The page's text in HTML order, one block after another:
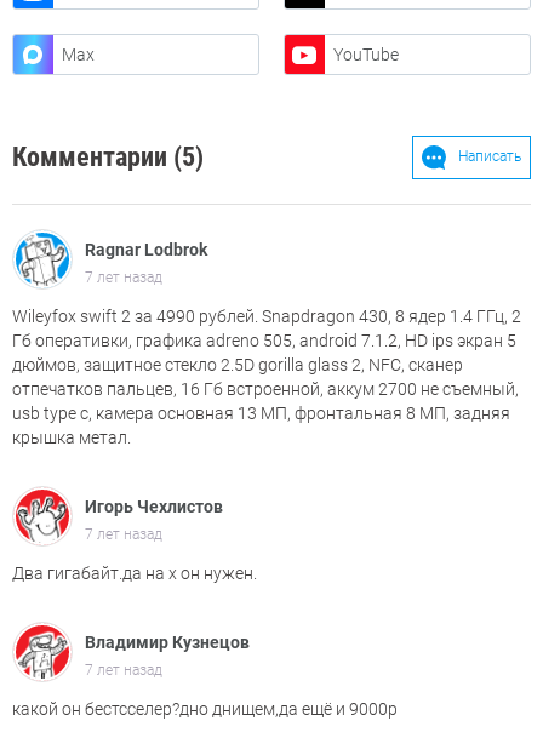
Max YouTube
Комментарии (5) Написать
Ragnar Lodbrok
7 лет назад
Wileyfox swift 2 за 4990 рублей. Snapdragon 430, 8 ядер 1.4 ГГц, 2
Гб оперативки, графика adreno 505, android 7.1.2, HD ips экран 5
дюймов, защитное стекло 2.5D gorilla glass 2, NFC, сканер
отпечатков пальцев, 16 Гб встроенной, аккум 2700 не съемный,
usb type c, камера основная 13 МП, фронтальная 8 МП, задняя
крышка метал.
Игорь Чехлистов
7 лет назад
Два гигабайт.да на х он нужен.
Владимир Кузнецов
7 лет назад
какой он бестсселер?дно днищем,да ещё и 9000р